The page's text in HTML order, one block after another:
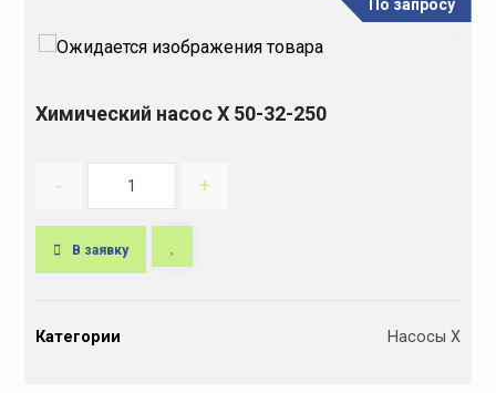
Химический насос Х 50-32-250
По запросу
- +
В заявку
tКатегории Насосы Х